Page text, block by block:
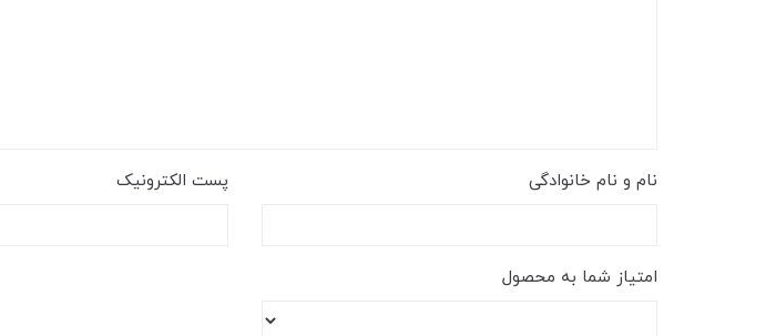
نام و نام خانوادگی پست الکترونیک
امتیاز شما به محصول